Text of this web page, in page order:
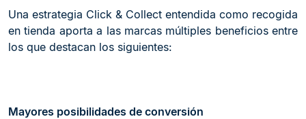
Una estrategia Click & Collect entendida como recogida
en tienda aporta a las marcas múltiples beneficios entre
los que destacan los siguientes:
Mayores posibilidades de conversión